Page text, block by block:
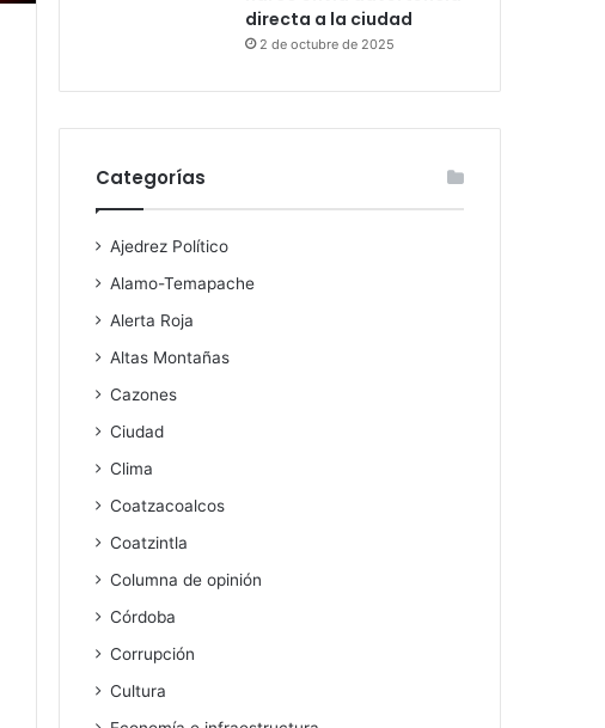
directa a la ciudad
2 de octubre de 2025
Categorías
Ajedrez Político
Alamo-Temapache
Alerta Roja
Altas Montañas
Cazones
Ciudad
Clima
Coatzacoalcos
Coatzintla
Columna de opinión
Córdoba
Corrupción
Cultura